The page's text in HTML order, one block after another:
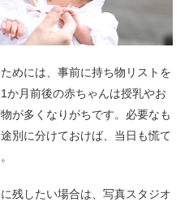
めには、事前に持ち物リストを
か月前後の赤ちゃんは授乳やお
が多くなりがちです。必要なも
別に分けておけば、当日も慌て
残したい場合は、写真スタジオ